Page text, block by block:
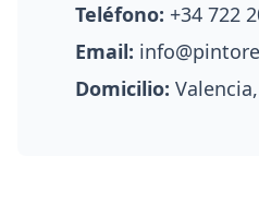
Teléfono: +34 722
Email:
Domicilio: